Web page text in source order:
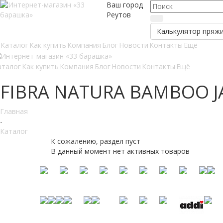
Ваш город
Реутов
Калькулятор пряжи
Каталог Как купить Компания Блог Новости Контакты Ещё
Как купить Компания Блог Новости Контакты Ещё
FIBRA NATURA BAMBOO
Главная
-
Каталог
К сожалению, раздел пуст
В данный момент нет активных товаров